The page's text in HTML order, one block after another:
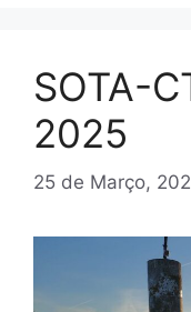
SOTA-
2025
25 de Março,